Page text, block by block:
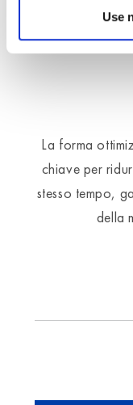
Use
È possibile
offerte
La forma
chiave per
stesso tempo,
della